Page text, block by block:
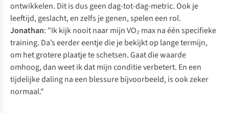
ontwikkelen. Dit is dus geen dag-tot-dag-metric. Ook je
leeftijd, geslacht, en zelfs je genen, spelen een rol.
Jonathan: "Ik kijk nooit naar mijn VO₂ max na één specifieke
training. Da’s eerder eentje die je bekijkt op lange termijn,
om het grotere plaatje te schetsen. Gaat die waarde
omhoog, dan weet ik dat mijn conditie verbetert. En een
tijdelijke daling na een blessure bijvoorbeeld, is ook zeker
normaal."